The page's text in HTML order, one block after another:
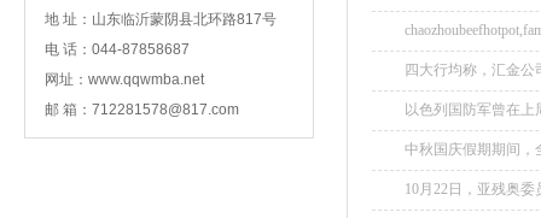
地 址：山东临沂蒙阴县北环路817号
电 话：044-87858687
网址：www.qqwmba.net
邮 箱： 712281578@817.com
四大行均称，汇金
持本行股份。...
以色列国防军曾在
中秋国庆假期期间，
行态势，高速公路累
10月22日，亚残奥